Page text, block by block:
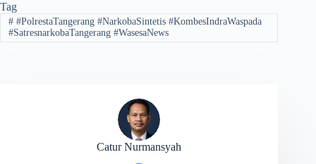
Tag
##PolrestaTangerang #NarkobaSintetis #KombesIndraWaspada
#SatresnarkobaTangerang #WasesaNews
Catur Nurmansyah